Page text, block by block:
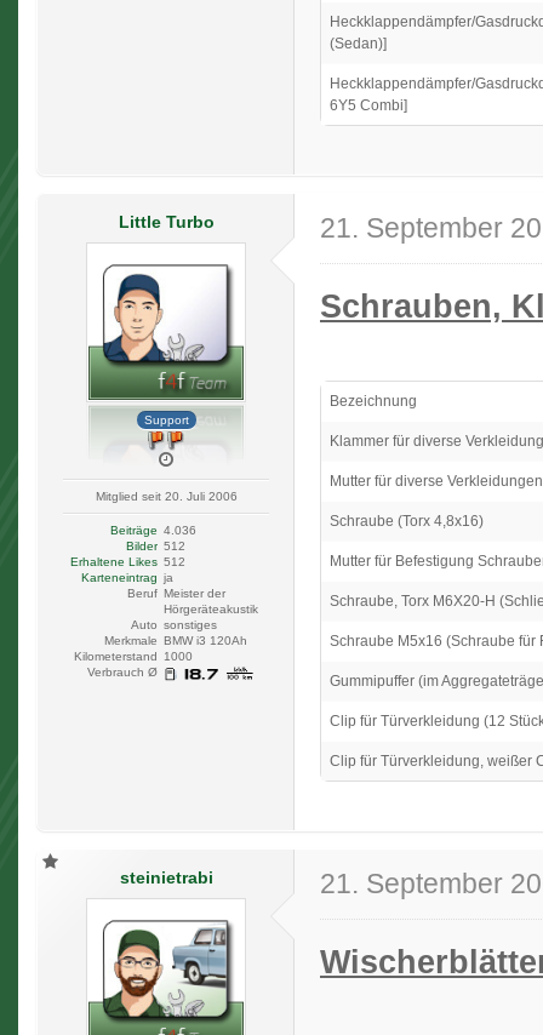
Heckklappendämpfer/
(Sedan)]
Heckklappendämpfer/
6Y5 Combi]
Little Turbo
Support
Mitglied seit 20. Juli 2006
Beiträge 4.036
Bilder 512
Erhaltene Likes 512
Karteneintrag ja
Beruf Meister der
Hörgeräteakustik
Auto sonstiges
Merkmale BMW i3 120Ah
Kilometerstand
1000
Verbrauch Ø
21. September
Schrauben,
Bezeichnung
Klammer für diverse
Mutter für diverse Verkleidungen
Schraube (Torx 4,8x16)
Mutter für Befestigung
Schraube, Torx M6X20-H
Schraube M5x16 (Schraube für
Gummipuffer (im
Clip für Türverkleidung (12
Clip für Türverkleidung, weißer
steinietrabi 21. September